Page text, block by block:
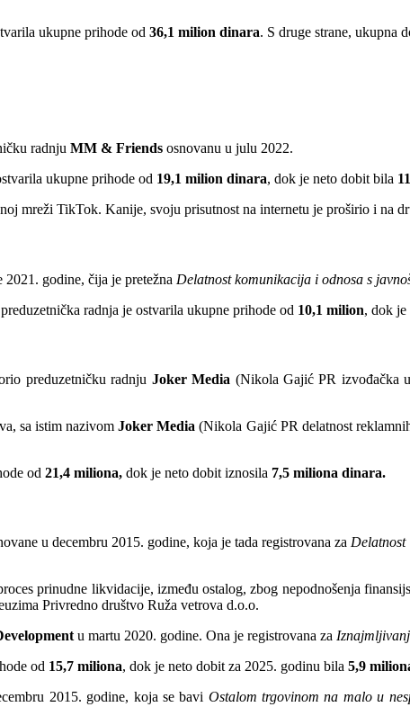
ukupne prihode od 36,1 milion dinara. S druge strane, ukupna
radnju MM & Friends osnovanu u julu 2022.
ukupne prihode od 19,1 milion dinara, dok je neto dobit bila
mreži TikTok. Kanije, svoju prisutnost na internetu je proširio i na
godine, čija je pretežna Delatnost komunikacija i odnosa s
radnja je ostvarila ukupne prihode od 10,1 milion, dok je
preduzetničku radnju Joker Media (Nikola Gajić PR izvođačka
sa istim nazivomJoker Media (Nikola Gajić PR delatnost
od 21,4 miliona, dok je neto dobit iznosila 7,5 miliona dinara.
u decembru 2015. godine, koja je tada registrovana za
prinudne likvidacije, između ostalog, zbog nepodnošenja
Privredno društvo Ruža vetrova d.o.o.
u martu 2020. godine. Ona je registrovana za
od 15,7 miliona, dok je neto dobit za 2025. godinu bila 5,9
2015. godine, koja se bavi Ostalom trgovinom na malo u